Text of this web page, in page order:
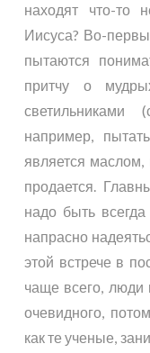
находят что-то
Иисуса? Во-
пытаются
притчу о
светильниками
например,
является маслом,
продается.
надо быть
напрасно
этой встрече в
чаще всего, люди
очевидного,
как те ученые,